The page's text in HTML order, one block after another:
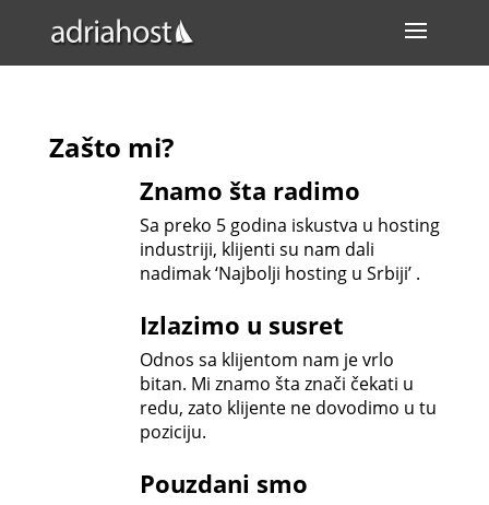
Zašto mi?
Znamo šta radimo
Sa preko 5 godina iskustva u hosting
industriji, klijenti su nam dali
nadimak ‘Najbolji hosting u Srbiji’ .
Izlazimo u susret
Odnos sa klijentom nam je vrlo
bitan. Mi znamo šta znači čekati u
redu, zato klijente ne dovodimo u tu
poziciju.
Pouzdani smo